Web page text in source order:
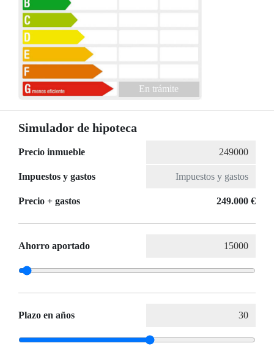
En trámite
Simulador de hipoteca
Precio inmueble
Impuestos y gastos
Precio + gastos 249.000 €
Ahorro aportado
Plazo en años